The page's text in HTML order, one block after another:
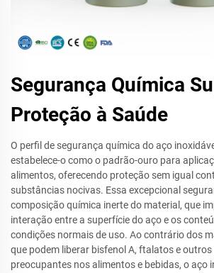
Segurança Química
Proteção à Saúde
O perfil de segurança química do aço
estabelece-o como o padrão-ouro para
alimentos, oferecendo proteção sem igual
substâncias nocivas. Essa excepcional
composição química inerte do material, que
interação entre a superfície do aço e os
condições normais de uso. Ao contrário dos
que podem liberar bisfenol A, ftalatos e
preocupantes nos alimentos e bebidas, o aço